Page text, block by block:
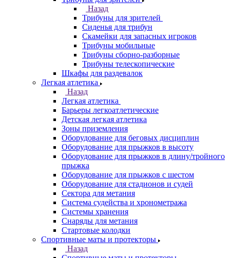
Назад
Трибуны для зрителей
Сиденья для трибун
Скамейки для запасных игроков
Трибуны мобильные
Трибуны сборно-разборные
Трибуны телескопические
Шкафы для раздевалок
Легкая атлетика
Назад
Легкая атлетика
Барьеры легкоатлетические
Детская легкая атлетика
Зоны приземления
Оборудование для беговых дисциплин
Оборудование для прыжков в высоту
Оборудование для прыжков в длину/тройного
прыжка
Оборудование для прыжков с шестом
Оборудование для стадионов и судей
Сектора для метания
Система судейства и хронометража
Системы хранения
Снаряды для метания
Стартовые колодки
Спортивные маты и протекторы
Назад